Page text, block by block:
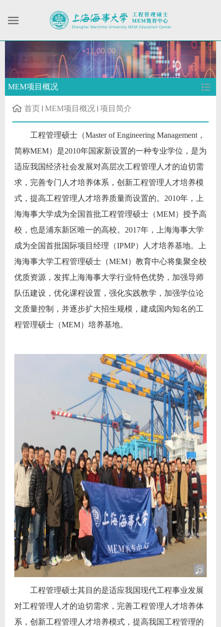
MEM项目概况
首页 MEM项目概况 项目简介
工程管理硕士（Master of Engineering Management，
简称MEM）是2010年国家新设置的一种专业学位，是为
适应我国经济社会发展对高层次工程管理人才的迫切需
求，完善专门人才培养体系，创新工程管理人才培养模
式，提高工程管理人才培养质量而设置的。2010年，上
海海事大学成为全国首批工程管理硕士（MEM）授予高
校，也是浦东新区唯一的高校。2017年，上海海事大学
成为全国首批国际项目经理（IPMP）人才培养基地。上
海海事大学工程管理硕士（MEM）教育中心将集聚全校
优质资源，发挥上海海事大学行业特色优势，加强导师
队伍建设，优化课程设置，强化实践教学，加强学位论
文质量控制，并逐步扩大招生规模，建成国内知名的工
程管理硕士（MEM）培养基地。
工程管理硕士其目的是适应我国现代工程事业发展
对工程管理人才的迫切需求，完善工程管理人才培养体
系，创新工程管理人才培养模式，提高我国工程管理的